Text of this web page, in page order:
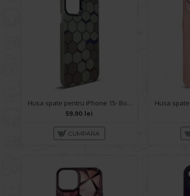
Husa spate pentru iPhone 15- Bozo case Negru
59.90 lei
CUMPARA